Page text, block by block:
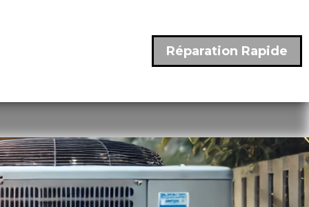
Réparation Rapide